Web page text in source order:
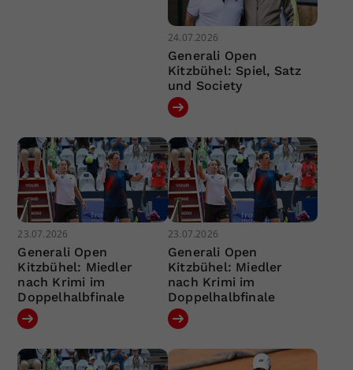
24.07.2026
Generali Open
Kitzbühel: Spiel, Satz
und Society
23.07.2026
Generali Open
Kitzbühel: Miedler
nach Krimi im
Doppelhalbfinale
23.07.2026
Generali Open
Kitzbühel: Miedler
nach Krimi im
Doppelhalbfinale